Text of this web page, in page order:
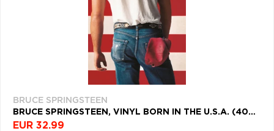
BRUCE SPRINGSTEEN
BRUCE SPRINGSTEEN, VINYL BORN IN THE U.S.A. (40TH ANNIVERSARY TRANSLUCENT RED VINYL EDITION)
EUR 32.99